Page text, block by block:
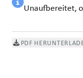
Unaufbereitet,
PDF